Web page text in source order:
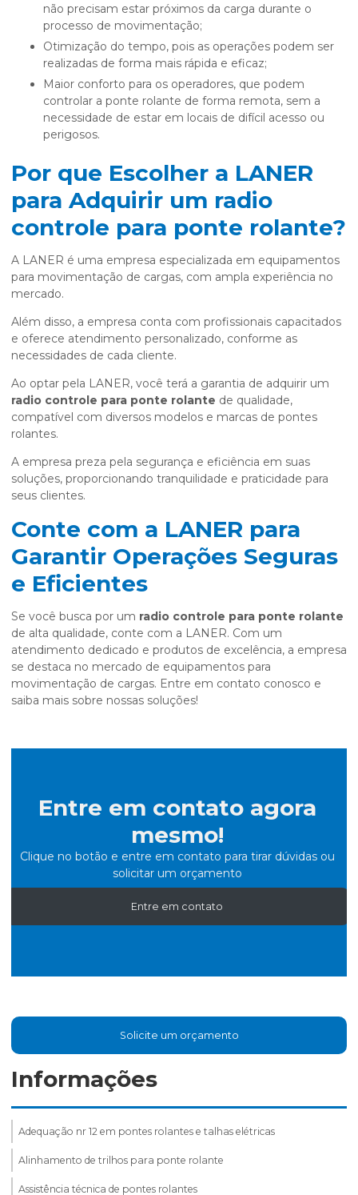
não precisam estar próximos da carga durante o
processo de movimentação;
Otimização do tempo, pois as operações podem ser
realizadas de forma mais rápida e eficaz;
Maior conforto para os operadores, que podem
controlar a ponte rolante de forma remota, sem a
necessidade de estar em locais de difícil acesso ou
perigosos.
Por que Escolher a LANER
para Adquirir um radio
controle para ponte rolante?
A LANER é uma empresa especializada em equipamentos
para movimentação de cargas, com ampla experiência no
mercado.
Além disso, a empresa conta com profissionais capacitados
e oferece atendimento personalizado, conforme as
necessidades de cada cliente.
Ao optar pela LANER, você terá a garantia de adquirir um
radio controle para ponte rolante de qualidade,
compatível com diversos modelos e marcas de pontes
rolantes.
A empresa preza pela segurança e eficiência em suas
soluções, proporcionando tranquilidade e praticidade para
seus clientes.
Conte com a LANER para
Garantir Operações Seguras
e Eficientes
Se você busca por um radio controle para ponte rolante
de alta qualidade, conte com a LANER. Com um
atendimento dedicado e produtos de excelência, a empresa
se destaca no mercado de equipamentos para
movimentação de cargas. Entre em contato conosco e
saiba mais sobre nossas soluções!
Entre em contato agora
mesmo!
Clique no botão e entre em contato para tirar dúvidas ou
solicitar um orçamento
Entre em contato
Solicite um orçamento
Informações
Adequação nr 12 em pontes rolantes e talhas elétricas
Alinhamento de trilhos para ponte rolante
Assistência técnica de pontes rolantes